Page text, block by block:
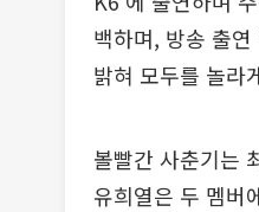
백하며, 방송 출
밝혀 모두를 놀라
볼빨간 사춘기는
유희열은 두 멤버